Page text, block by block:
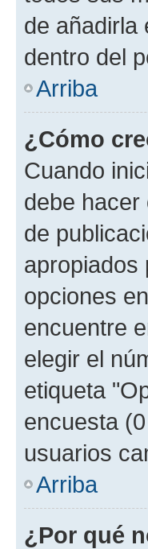
de añadirla
dentro del
Arriba
¿Cómo
Cuando
debe hacer
de
apropiados
opciones
encuentre
elegir el
etiqueta
encuesta
usuarios
Arriba
¿Por qué